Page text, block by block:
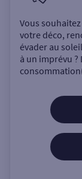
Vous
votre déco,
évader au
à un imprévu